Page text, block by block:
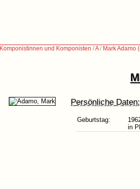
Komponistinnen und Komponisten /A/ Mark Adamo
Persönliche Daten:
Geburtstag:
in